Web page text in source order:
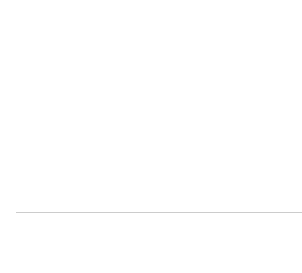
geef je kind de perfecte sandalen voor elke gelegenheid!